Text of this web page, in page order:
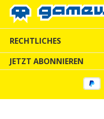
RECHTLICHES
JETZT ABONNIEREN